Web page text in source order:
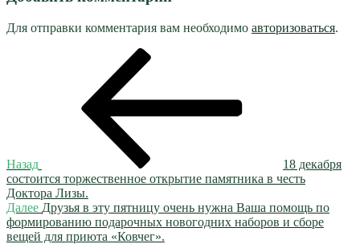
Для отправки комментария вам необходимо авторизоваться.
Назад
18 декабря
состоится торжественное открытие памятника в честь
Доктора Лизы.
Следующая
запись
Далее Друзья в эту пятницу очень нужна Ваша помощь по
формированию подарочных новогодних наборов и сборе
вещей для приюта «Ковчег».